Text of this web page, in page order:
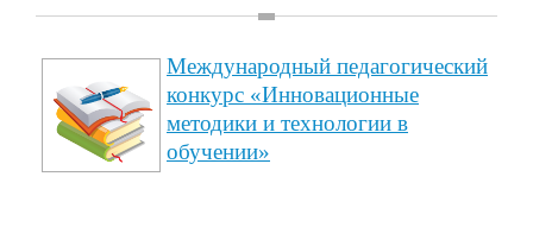
Международный педагогический
конкурс «Инновационные
методики и технологии в
обучении»